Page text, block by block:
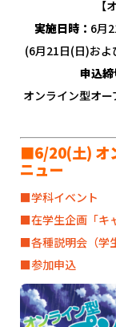
【
実施日時： 6月
(6月21日(日)お
申込締
オンライン型オ
■6/20(土) オ
ニュー
■学科イベント
■在学生企画「キ
■各種説明会（学
■参加申込